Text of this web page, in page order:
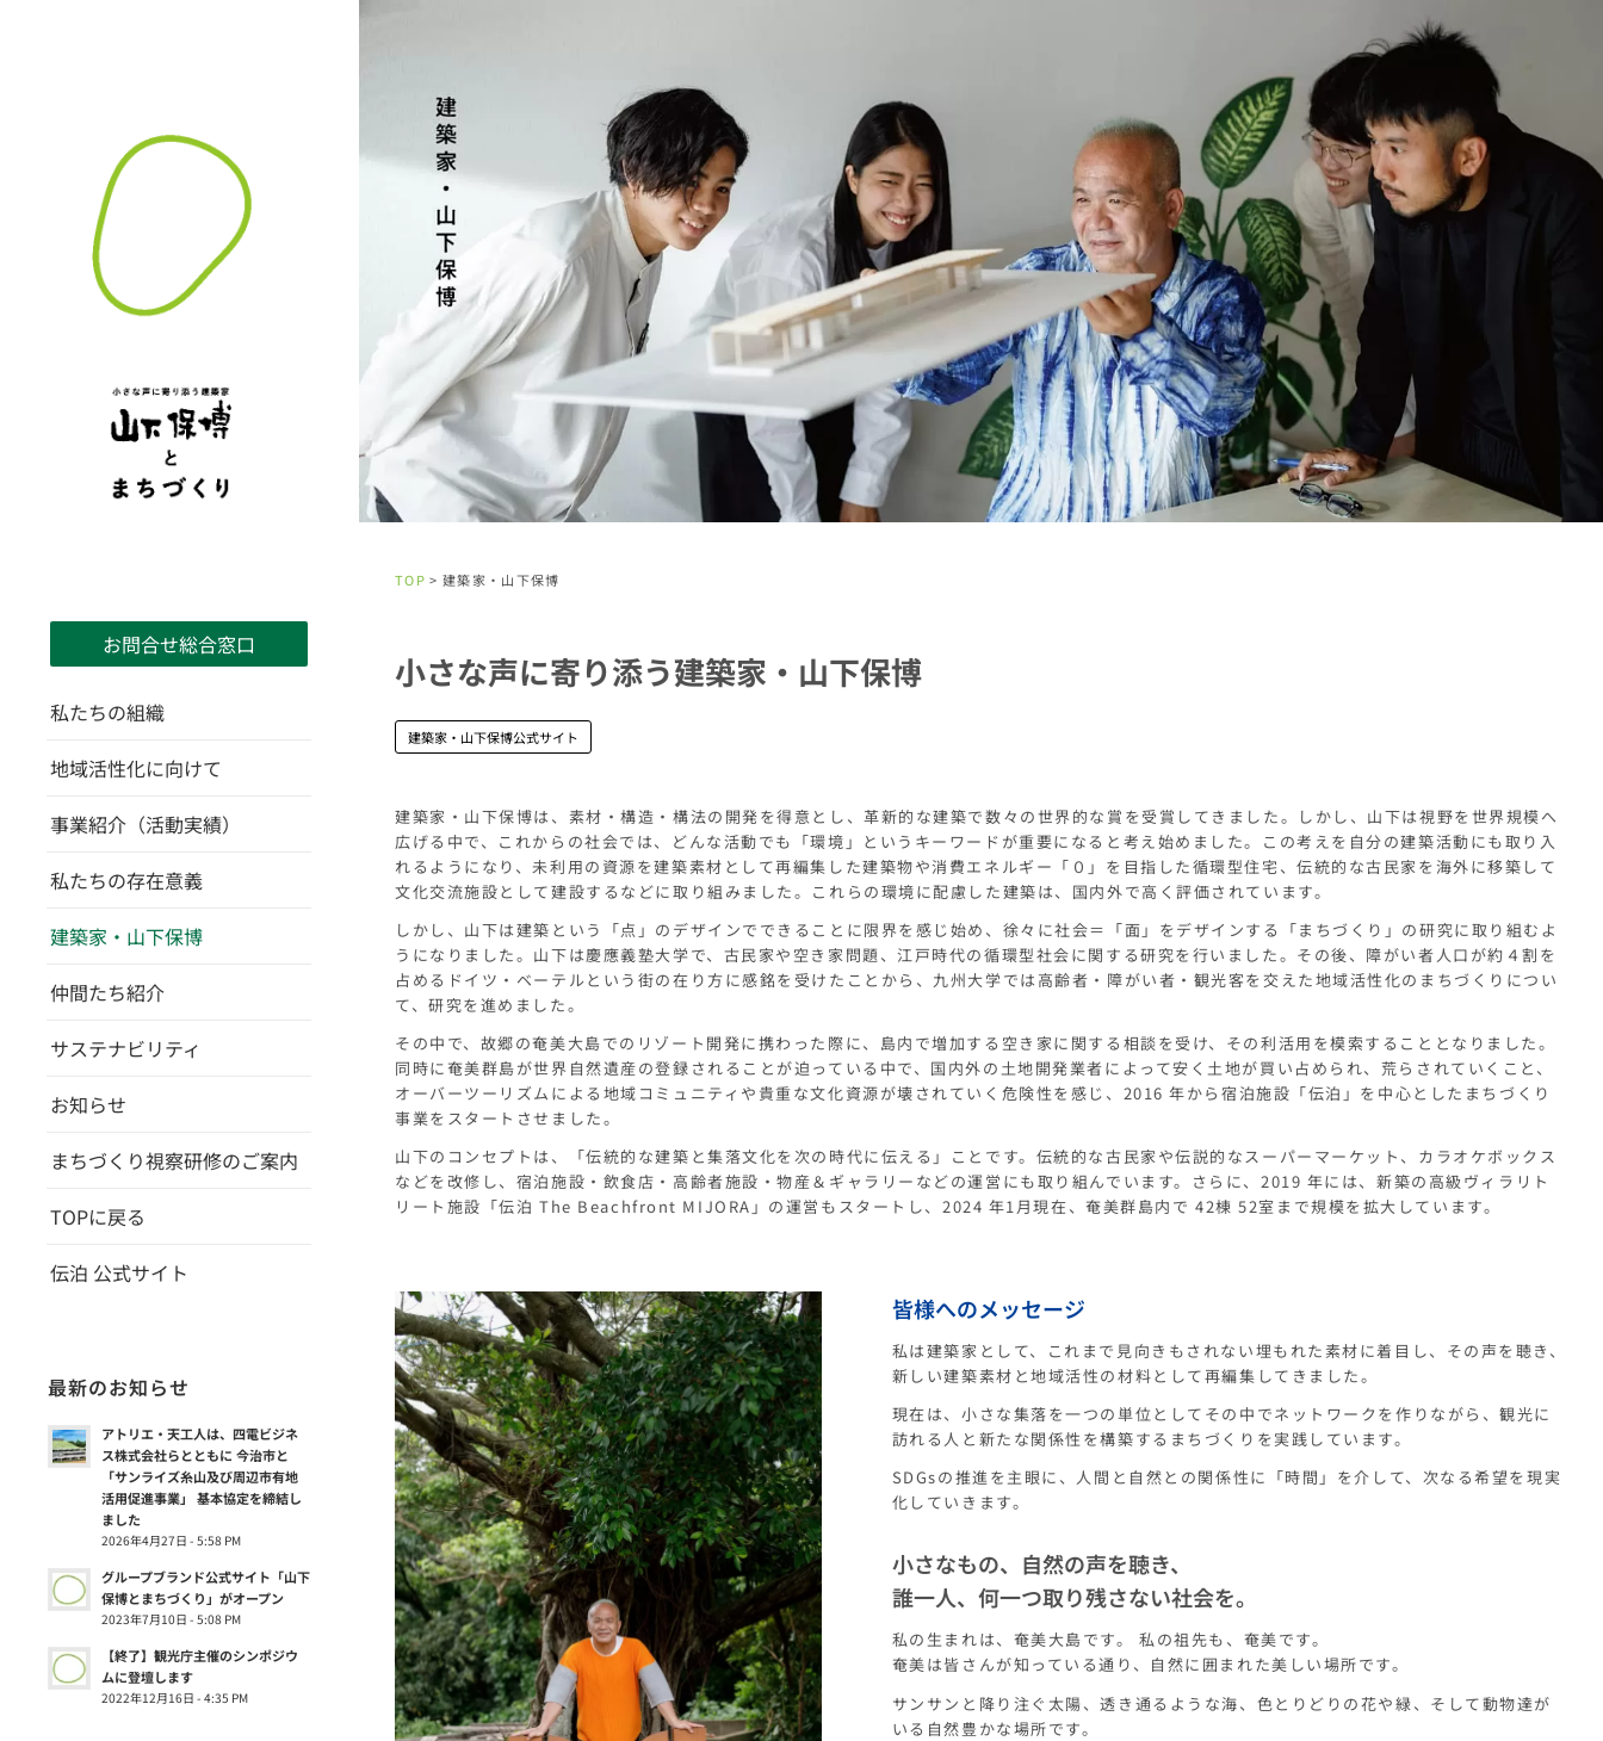
お問合せ総合窓口
私たちの組織
地域活性化に向けて
事業紹介（活動実績）
私たちの存在意義
建築家・山下保博
仲間たち紹介
サステナビリティ
お知らせ
まちづくり視察研修のご案内
TOPに戻る
伝泊 公式サイト
最新のお知らせ
アトリエ・天工人は、四電ビジネ
ス株式会社らとともに 今治市と
「サンライズ糸山及び周辺市有地
活用促進事業」 基本協定を締結し
ました
2026年4月27日 - 5:58 PM
グループブランド公式サイト「山下
保博とまちづくり」がオープン
2023年7月10日 - 5:08 PM
【終了】観光庁主催のシンポジウ
ムに登壇します
2022年12月16日 - 4:35 PM
TOP > 建築家・山下保博
小さな声に寄り添う建築家・山下保博
建築家・山下保博公式サイト
建築家・山下保博は、素材・構造・構法の開発を得意とし、革新的な建築で数々の世界的な賞を受賞してきました。しかし、山下は視野を世界規模へ
広げる中で、これからの社会では、どんな活動でも「環境」というキーワードが重要になると考え始めました。この考えを自分の建築活動にも取り入
れるようになり、未利用の資源を建築素材として再編集した建築物や消費エネルギー「０」を目指した循環型住宅、伝統的な古民家を海外に移築して
文化交流施設として建設するなどに取り組みました。これらの環境に配慮した建築は、国内外で高く評価されています。
しかし、山下は建築という「点」のデザインでできることに限界を感じ始め、徐々に社会＝「面」をデザインする「まちづくり」の研究に取り組むよ
うになりました。山下は慶應義塾大学で、古民家や空き家問題、江戸時代の循環型社会に関する研究を行いました。その後、障がい者人口が約４割を
占めるドイツ・ベーテルという街の在り方に感銘を受けたことから、九州大学では高齢者・障がい者・観光客を交えた地域活性化のまちづくりについ
て、研究を進めました。
その中で、故郷の奄美大島でのリゾート開発に携わった際に、島内で増加する空き家に関する相談を受け、その利活用を模索することとなりました。
同時に奄美群島が世界自然遺産の登録されることが迫っている中で、国内外の土地開発業者によって安く土地が買い占められ、荒らされていくこと、
オーバーツーリズムによる地域コミュニティや貴重な文化資源が壊されていく危険性を感じ、2016 年から宿泊施設「伝泊」を中心としたまちづくり
事業をスタートさせました。
山下のコンセプトは、「伝統的な建築と集落文化を次の時代に伝える」ことです。伝統的な古民家や伝説的なスーパーマーケット、カラオケボックス
などを改修し、宿泊施設・飲食店・高齢者施設・物産＆ギャラリーなどの運営にも取り組んでいます。さらに、2019 年には、新築の高級ヴィラ リト
リート 施設「伝泊 The Beachfront MIJORA」の運営もスタートし、2024 年1月現在、奄美群島内で 42棟 52室まで規模を拡大しています。
皆様へのメッセージ
私は建築家として、これまで見向きもされない埋もれた素材に着目し、その声を聴き、
新しい建築素材と地域活性の材料として再編集してきました。
現在は、小さな集落を一つの単位としてその中でネットワークを作りながら、観光に
訪れる人と新たな関係性を構築するまちづくりを実践しています。
SDGsの推進を主眼に、人間と自然との関係性に「時間」を介して、次なる希望を現実
化していきます。
小さなもの、自然の声を聴き、
誰一人、何一つ取り残さない社会を。
私の生まれは、奄美大島です。 私の祖先も、奄美です。
奄美は皆さんが知っている通り、自然に囲まれた美しい場所です。
サンサンと降り注ぐ太陽、透き通るような海、色とりどりの花や緑、そして動物達が
いる自然豊かな場所です。